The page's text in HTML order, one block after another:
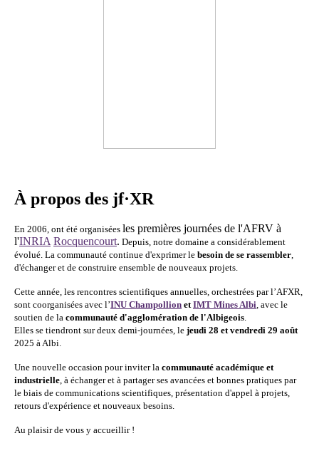
À propos des jf·XR
En 2006, ont été organisées les premières journées de l'AFRV à
l'INRIA Rocquencourt. Depuis, notre domaine a considérablement
évolué. La communauté continue d'exprimer le besoin de se rassembler,
d'échanger et de construire ensemble de nouveaux projets.
Cette année, les rencontres scientifiques annuelles, orchestrées par l’AFXR,
sont coorganisées avec l’INU Champollion etIMT Mines Albi, avec le
soutien de la communauté d'agglomération de l'Albigeois.
Elles se tiendront sur deux demi-journées, le jeudi 28 et vendredi 29 août
2025 à Albi.
Une nouvelle occasion pour inviter la communauté académique et
industrielle, à échanger et à partager ses avancées et bonnes pratiques par
le biais de communications scientifiques, présentation d'appel à projets,
retours d'expérience et nouveaux besoins.
Au plaisir de vous y accueillir !